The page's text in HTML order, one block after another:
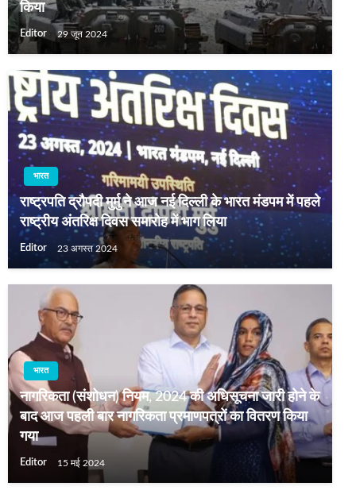
किया
Editor 29 जून 2024
भारत
राष्ट्रपति द्रौपदी मुर्मु ने आज नई दिल्ली के भारत मंडपम में पहले
राष्ट्रीय अंतरिक्ष दिवस समारोह में भाग लिया
Editor 23 अगस्त 2024
भारत
नागरिकता (संशोधन) नियम, 2024 की अधिसूचना जारी होने के
बाद आज पहली बार नागरिकता प्रमाणपत्रों का वितरण किया
गया
Editor 15 मई 2024